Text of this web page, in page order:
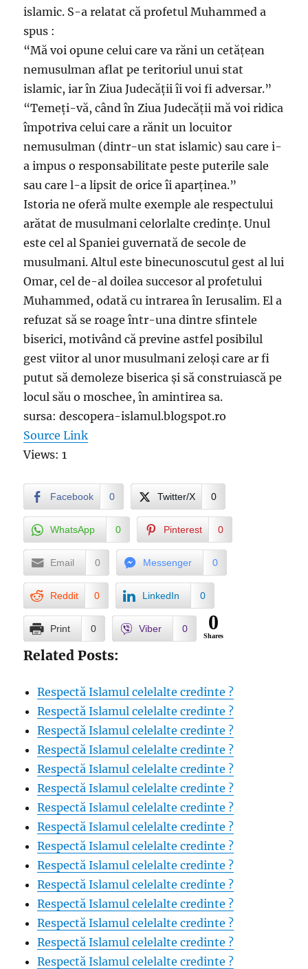
islamic. S-a relatat că profetul Muhammed a
spus :
“Mă voi opune celui care va răni un cetățean
nemusulman aflat pe teritoriul unui stat
islamic, iar în Ziua Judecății îi voi fi adversar.”
“Temeți-vă, când în Ziua Judecății mă voi ridica
împotriva celui care a rănit un locuitor
nemusulman (dintr-un stat islamic) sau care i-
a impus o responsabilitate peste puterile sale
sau care l-a lipsit de orice îi aparținea.”
Istoria ne oferă multe exemple ale respectului
arătat de musulmani celorlalte credințe. Unul
este cel al Spaniei guvernată de secole de
musulmani. Altul este binecunoscutul gest al lui
Omar, cel de-al doilea succesor al profetului
Muhammed, odată cu intrarea în Ierusalim. El a
refuzat să se roage într-una dintre sfintele
biserici, motivând că previne astfel posibilul
gest viitor al unor musulmani zeloși care ar fi
putut să demoleze biserica și să construiască pe
locul său o moschee, în amintirea sa.
sursa: descopera-islamul.blogspot.ro
Source Link
Views: 1
Facebook 0 Twitter/X 0
WhatsApp 0 Pinterest 0
Email 0 Messenger 0
Reddit 0 LinkedIn 0
Print 0 Viber 0 0
Shares
Related Posts:
Respectă Islamul celelalte credinte ?
Respectă Islamul celelalte credinte ?
Respectă Islamul celelalte credinte ?
Respectă Islamul celelalte credinte ?
Respectă Islamul celelalte credinte ?
Respectă Islamul celelalte credinte ?
Respectă Islamul celelalte credinte ?
Respectă Islamul celelalte credinte ?
Respectă Islamul celelalte credinte ?
Respectă Islamul celelalte credinte ?
Respectă Islamul celelalte credinte ?
Respectă Islamul celelalte credinte ?
Respectă Islamul celelalte credinte ?
Respectă Islamul celelalte credinte ?
Respectă Islamul celelalte credinte ?